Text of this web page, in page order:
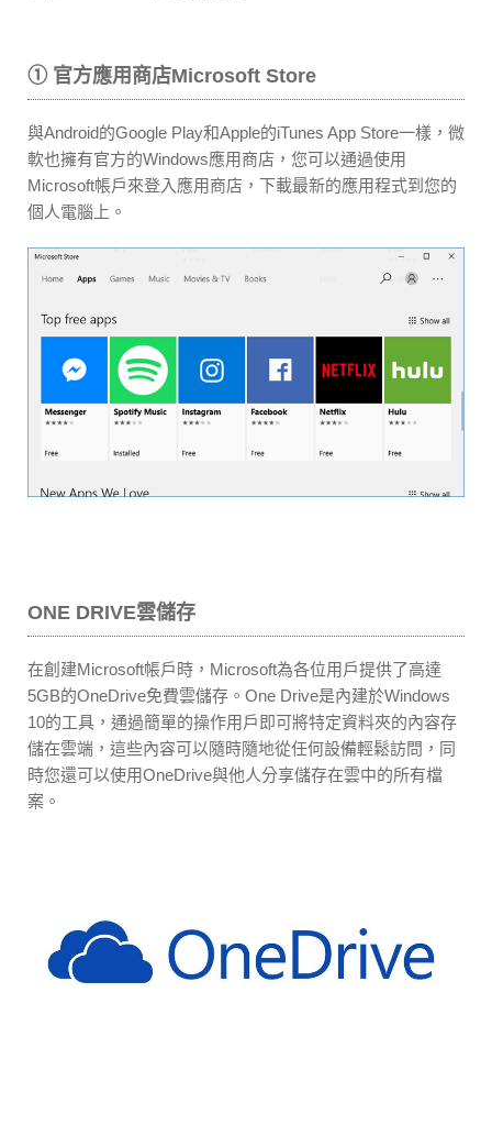
① 官方應用商店Microsoft Store
與Android的Google Play和Apple的iTunes App Store一樣，微
軟也擁有官方的Windows應用商店，您可以通過使用
Microsoft帳戶來登入應用商店，下載最新的應用程式到您的
個人電腦上。
ONE DRIVE雲儲存
在創建Microsoft帳戶時，Microsoft為各位用戶提供了高達
5GB的OneDrive免費雲儲存。One Drive是內建於Windows
10的工具，通過簡單的操作用戶即可將特定資料夾的內容存
儲在雲端，這些內容可以隨時隨地從任何設備輕鬆訪問，同
時您還可以使用OneDrive與他人分享儲存在雲中的所有檔
案。